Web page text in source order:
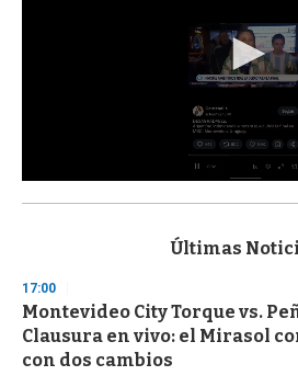
s
d
s
o
f
3
Últimas
17:00
Montevideo City Torque vs.
Clausura en vivo: el Mirasol
con dos cambios